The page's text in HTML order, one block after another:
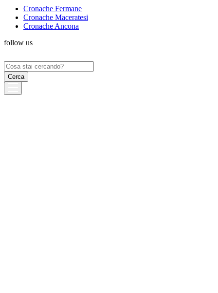
Cronache Fermane
Cronache Maceratesi
Cronache Ancona
follow us
Ricerca
per: